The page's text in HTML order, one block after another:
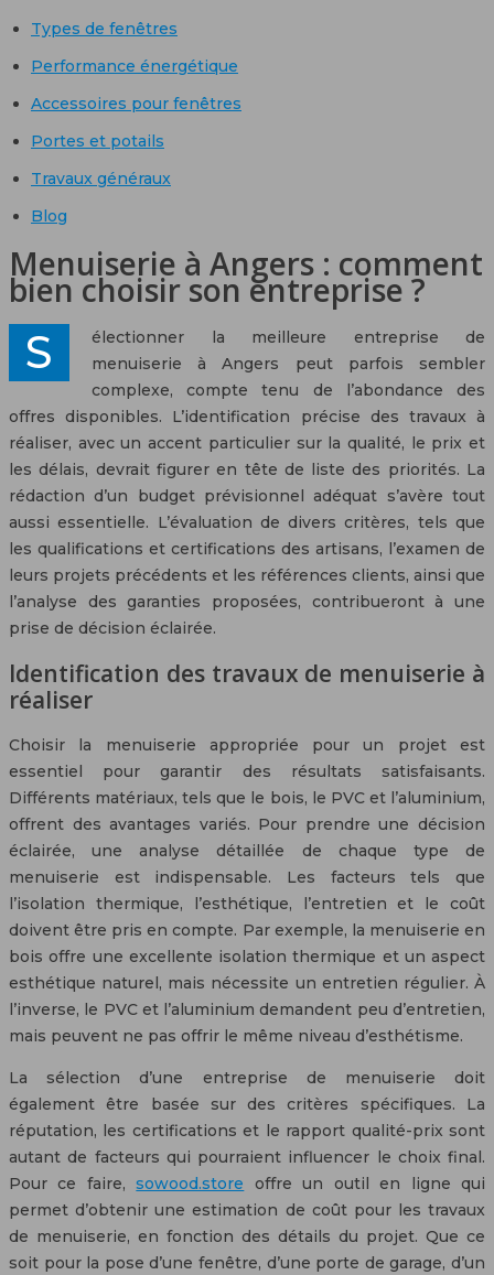
Types de fenêtres
Performance énergétique
Accessoires pour fenêtres
Portes et potails
Travaux généraux
Blog
Menuiserie à Angers : comment
bien choisir son entreprise ?
Sélectionner la meilleure entreprise de
menuiserie à Angers peut parfois sembler
complexe, compte tenu de l’abondance des
offres disponibles. L’identification précise des travaux à
réaliser, avec un accent particulier sur la qualité, le prix et
les délais, devrait figurer en tête de liste des priorités. La
rédaction d’un budget prévisionnel adéquat s’avère tout
aussi essentielle. L’évaluation de divers critères, tels que
les qualifications et certifications des artisans, l’examen de
leurs projets précédents et les références clients, ainsi que
l’analyse des garanties proposées, contribueront à une
prise de décision éclairée.
Identification des travaux de menuiserie à
réaliser
Choisir la menuiserie appropriée pour un projet est
essentiel pour garantir des résultats satisfaisants.
Différents matériaux, tels que le bois, le PVC et l’aluminium,
offrent des avantages variés. Pour prendre une décision
éclairée, une analyse détaillée de chaque type de
menuiserie est indispensable. Les facteurs tels que
l’isolation thermique, l’esthétique, l’entretien et le coût
doivent être pris en compte. Par exemple, la menuiserie en
bois offre une excellente isolation thermique et un aspect
esthétique naturel, mais nécessite un entretien régulier. À
l’inverse, le PVC et l’aluminium demandent peu d’entretien,
mais peuvent ne pas offrir le même niveau d’esthétisme.
La sélection d’une entreprise de menuiserie doit
également être basée sur des critères spécifiques. La
réputation, les certifications et le rapport qualité-prix sont
autant de facteurs qui pourraient influencer le choix final.
Pour ce faire,sowood.store offre un outil en ligne qui
permet d’obtenir une estimation de coût pour les travaux
de menuiserie, en fonction des détails du projet. Que ce
soit pour la pose d’une fenêtre, d’une porte de garage, d’un